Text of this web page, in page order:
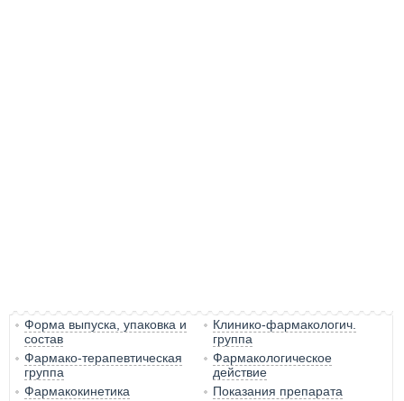
Форма выпуска, упаковка и
состав
Клинико-фармакологич.
группа
Фармако-терапевтическая
группа
Фармакологическое
действие
Фармакокинетика
Показания препарата